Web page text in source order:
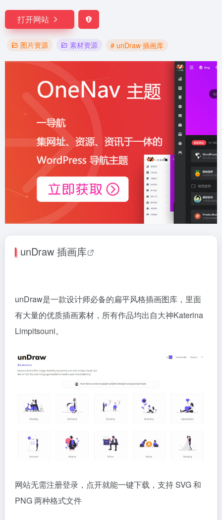
打开网站
图片资源 素材资源 # unDraw 插画库
unDraw 插画库
unDraw是一款设计师必备的扁平风格插画图库，里面
有大量的优质插画素材，所有作品均出自大神Katerina
Limpitsouni。
网站无需注册登录，点开就能一键下载，支持 SVG 和
PNG 两种格式文件